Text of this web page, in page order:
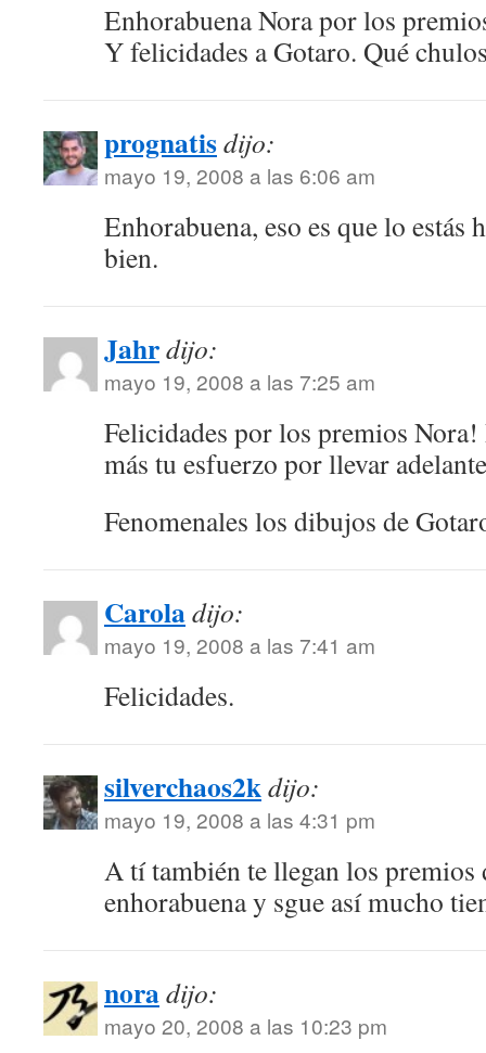
Enhorabuena Nora por los
Y felicidades a Gotaro. Qué
prognatisdijo:
mayo 19, 2008 a las 6:06 am
Enhorabuena, eso es que lo
bien.
Jahrdijo:
mayo 19, 2008 a las 7:25 am
Felicidades por los premios Nora!
más tu esfuerzo por llevar
Fenomenales los dibujos de
Caroladijo:
mayo 19, 2008 a las 7:41 am
Felicidades.
silverchaos2kdijo:
mayo 19, 2008 a las 4:31 pm
A tí también te llegan los premios
enhorabuena y sgue así mucho
noradijo:
mayo 20, 2008 a las 10:23 pm